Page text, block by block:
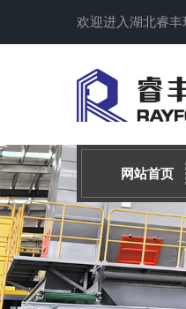
欢迎进入湖北睿
网站首页